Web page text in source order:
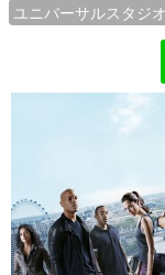
ユニバーサルスタジオ